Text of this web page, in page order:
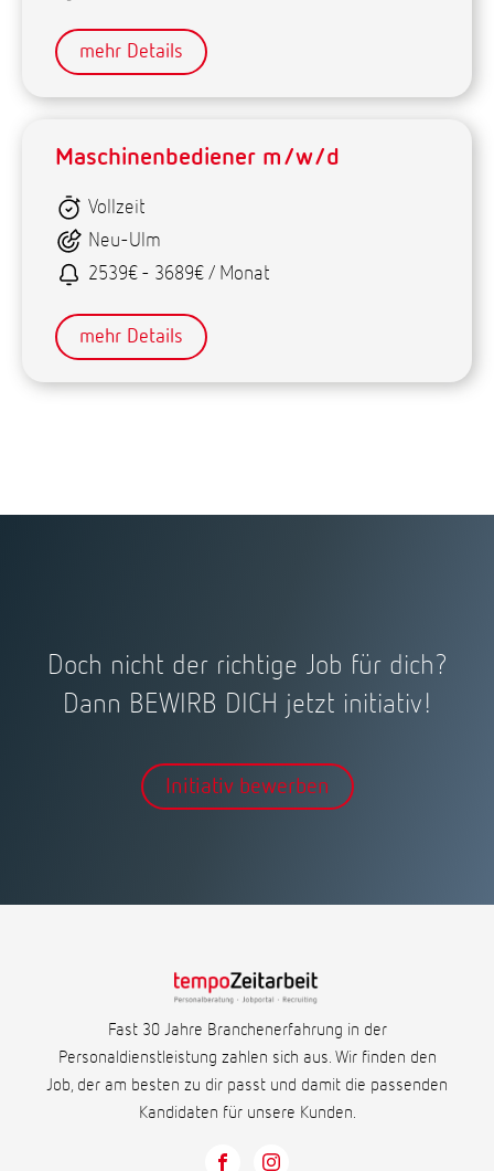
mehr Details
Maschinenbediener m/w/d
Vollzeit
Neu-Ulm
2539€ - 3689€ / Monat
mehr Details
Doch nicht der richtige Job für dich?
Dann BEWIRB DICH jetzt initiativ!
Initiativ bewerben
Fast 30 Jahre Branchenerfahrung in der
Personaldienstleistung zahlen sich aus. Wir finden den
Job, der am besten zu dir passt und damit die passenden
Kandidaten für unsere Kunden.